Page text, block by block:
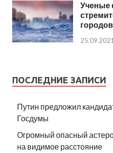
Ученые
25.09.2021
ПОСЛЕДНИЕ ЗАПИСИ
Путин предложил
Госдумы
Огромный опасный
на видимое расстояние